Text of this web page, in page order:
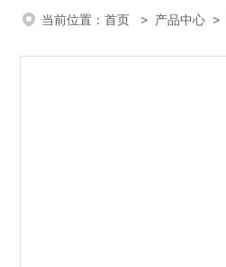
当前位置： 首页 > 产品中心 >